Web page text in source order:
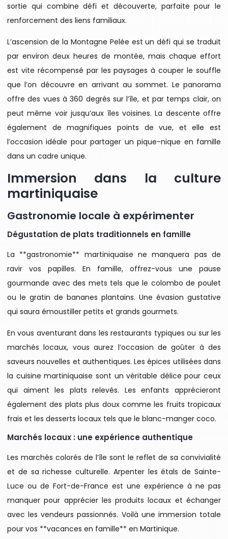
sortie qui combine défi et découverte, parfaite pour le
renforcement des liens familiaux.
L’ascension de la Montagne Pelée est un défi qui se traduit
par environ deux heures de montée, mais chaque effort
est vite récompensé par les paysages à couper le souffle
que l’on découvre en arrivant au sommet. Le panorama
offre des vues à 360 degrés sur l’île, et par temps clair, on
peut même voir jusqu’aux îles voisines. La descente offre
également de magnifiques points de vue, et elle est
l’occasion idéale pour partager un pique-nique en famille
dans un cadre unique.
Immersion dans la culture
martiniquaise
Gastronomie locale à expérimenter
Dégustation de plats traditionnels en famille
La **gastronomie** martiniquaise ne manquera pas de
ravir vos papilles. En famille, offrez-vous une pause
gourmande avec des mets tels que le colombo de poulet
ou le gratin de bananes plantains. Une évasion gustative
qui saura émoustiller petits et grands gourmets.
En vous aventurant dans les restaurants typiques ou sur les
marchés locaux, vous aurez l’occasion de goûter à des
saveurs nouvelles et authentiques. Les épices utilisées dans
la cuisine martiniquaise sont un véritable délice pour ceux
qui aiment les plats relevés. Les enfants apprécieront
également des plats plus doux comme les fruits tropicaux
frais et les desserts locaux tels que le blanc-manger coco.
Marchés locaux : une expérience authentique
Les marchés colorés de l’île sont le reflet de sa convivialité
et de sa richesse culturelle. Arpenter les étals de Sainte-
Luce ou de Fort-de-France est une expérience à ne pas
manquer pour apprécier les produits locaux et échanger
avec les vendeurs passionnés. Voilà une immersion totale
pour vos **vacances en famille** en Martinique.